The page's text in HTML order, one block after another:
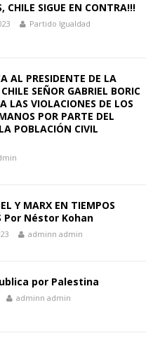
CHILE SIGUE EN CONTRA!!!
Partido Igualdad
AL PRESIDENTE DE LA
SEÑOR GABRIEL BORIC
LAS VIOLACIONES DE LOS
POR PARTE DEL
POBLACIÓN CIVIL
Y MARX EN TIEMPOS
Por Néstor Kohan
adminn admin
por Palestina
adminn admin